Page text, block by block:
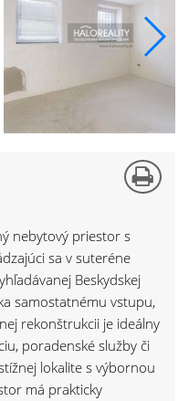
nebytový priestor s
sa v suteréne
Beskydskej
samostatnému vstupu,
rekonštrukcii je ideálny
poradenské služby či
lokalite s výbornou
má prakticky